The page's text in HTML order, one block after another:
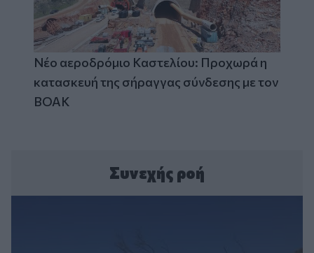
Νέο αεροδρόμιο Καστελίου: Προχωρά η
κατασκευή της σήραγγας σύνδεσης με τον
ΒΟΑΚ
Συνεχής ροή